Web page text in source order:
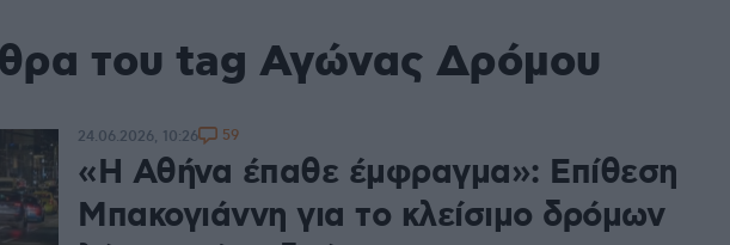
του tag Αγώνας Δρόμου
«Η Αθήνα έπαθε έμφραγμα»: Επίθεση
Μπακογιάννη για το κλείσιμο δρόμων
24.06.2026, 10:26 59